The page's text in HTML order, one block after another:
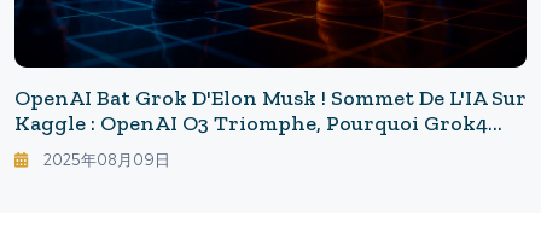
OpenAI Bat Grok D'Elon Musk ! Sommet De L'IA Sur
Kaggle : OpenAI O3 Triomphe, Pourquoi Grok4
S'est-Il Effondré ?
2025年08月09日